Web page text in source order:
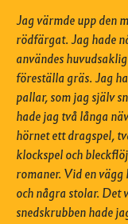
Jag värmde upp den
rödfärgat. Jag hade
användes
föreställa gräs. Jag
pallar, som jag själv
hade jag två långa
hörnet ett dragspel,
klockspel och
romaner. Vid en
och några stolar. Det
snedskrubben hade